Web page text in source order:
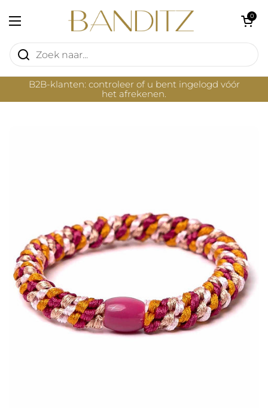
Menu openen
Winkelwagentje
0
B2B-klanten: controleer of u bent ingelogd vóór
het afrekenen.